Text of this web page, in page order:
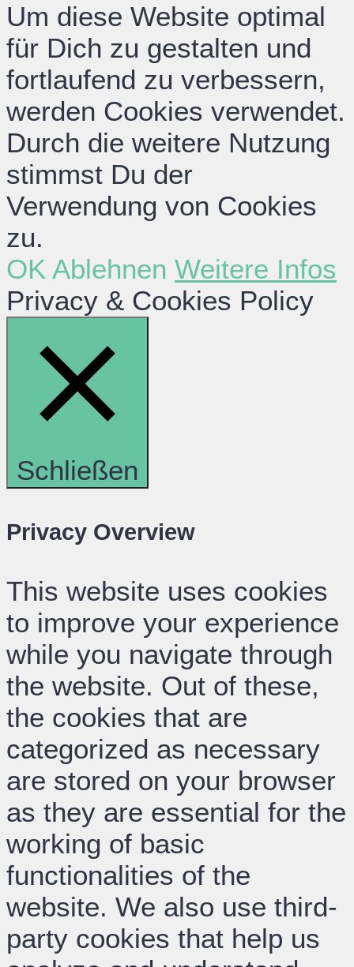
Um diese Website optimal
für Dich zu gestalten und
fortlaufend zu verbessern,
werden Cookies verwendet.
Durch die weitere Nutzung
stimmst Du der
Verwendung von Cookies
zu.
OK Ablehnen Weitere Infos
Privacy & Cookies Policy
Schließen
Privacy Overview
This website uses cookies
to improve your experience
while you navigate through
the website. Out of these,
the cookies that are
categorized as necessary
are stored on your browser
as they are essential for the
working of basic
functionalities of the
website. We also use third-
party cookies that help us